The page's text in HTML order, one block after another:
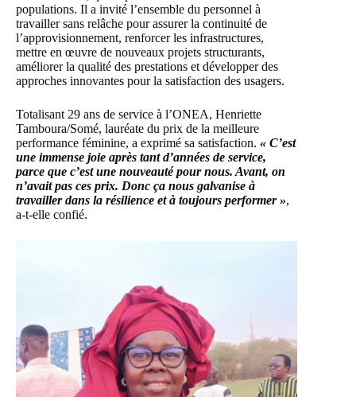
populations. Il a invité l’ensemble du personnel à
travailler sans relâche pour assurer la continuité de
l’approvisionnement, renforcer les infrastructures,
mettre en œuvre de nouveaux projets structurants,
améliorer la qualité des prestations et développer des
approches innovantes pour la satisfaction des usagers.
Totalisant 29 ans de service à l’ONEA, Henriette
Tamboura/Somé, lauréate du prix de la meilleure
performance féminine, a exprimé sa satisfaction. « C’est
une immense joie après tant d’années de service,
parce que c’est une nouveauté pour nous. Avant, on
n’avait pas ces prix. Donc ça nous galvanise à
travailler dans la résilience et à toujours performer »,
a-t-elle confié.